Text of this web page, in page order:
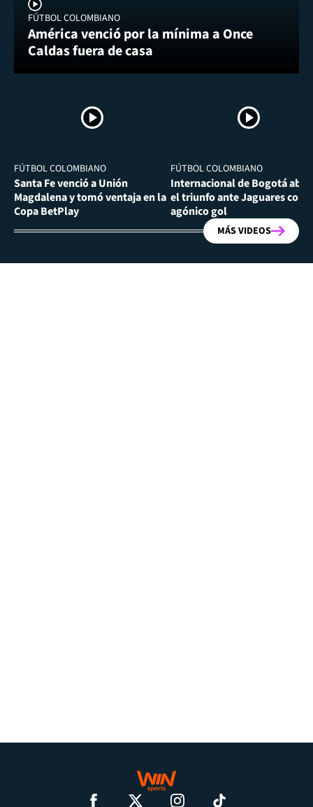
FÚTBOL COLOMBIANO
América venció por la mínima a Once
Caldas fuera de casa
FÚTBOL COLOMBIANO
Santa Fe venció a Unión
Magdalena y tomó ventaja en la
Copa BetPlay
FÚTBOL COLOMBIANO
Internacional de Bogotá
el triunfo ante Jaguares con
agónico gol
MÁS VIDEOS